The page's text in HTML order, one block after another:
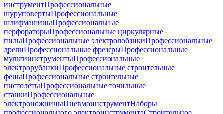
инструментПрофессиональные
шуруповертыПрофессиональные
шлифмашиныПрофессиональные
перфораторыПрофессиональные циркулярные
пилыПрофессиональные электролобзикиПрофессиональные
дрелиПрофессиональные фрезерыПрофессиональные
мультиинструментыПрофессиональные
электрорубанкиПрофессиональные строительные
феныПрофессиональные строительные
пистолетыПрофессиональные точильные
станкиПрофессиональные
электроножницыПневмоинструментНаборы
профессионального электроинструментаСтроительное